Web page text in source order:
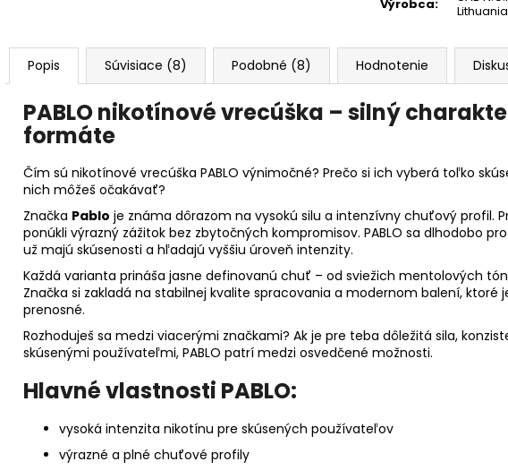
Výrobca:
Lithuania
Popis Súvisiace (8) Podobné (8) Hodnotenie
PABLO nikotínové vrecúška – silný
formáte
Čím sú nikotínové vrecúška PABLO výnimočné? Prečo si ich vyberá toľko
nich môžeš očakávať?
Značka Pablo je známa dôrazom na vysokú silu a intenzívny chuťový profil.
ponúkli výrazný zážitok bez zbytočných kompromisov. PABLO sa dlhodobo
už majú skúsenosti a hľadajú vyššiu úroveň intenzity.
Každá varianta prináša jasne definovanú chuť – od sviežich mentolových
Značka si zakladá na stabilnej kvalite spracovania a modernom balení, ktoré
prenosné.
Rozhoduješ sa medzi viacerými značkami? Ak je pre teba dôležitá sila,
skúsenými používateľmi, PABLO patrí medzi osvedčené možnosti.
Hlavné vlastnosti PABLO:
vysoká intenzita nikotínu pre skúsených používateľov
výrazné a plné chuťové profily